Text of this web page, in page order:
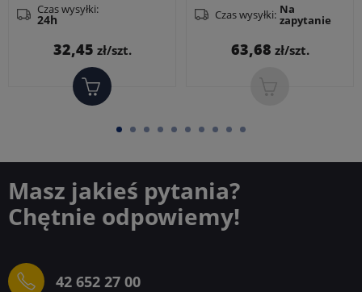
Czas wysyłki:
24h
Cena
32,45 zł/szt.
Czas wysyłki: Na
zapytanie
63,68 zł/szt.
Masz jakieś pytania?
Chętnie odpowiemy!
42 652 27 00